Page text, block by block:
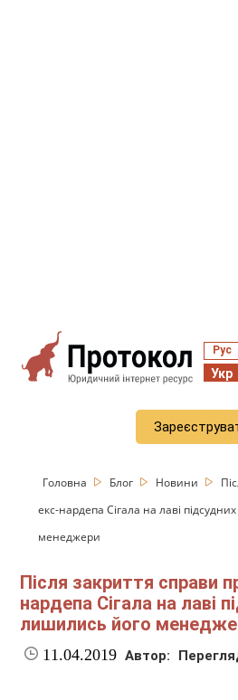
Рус
Укр
Головна Блог Новини
екс-нардепа Сігала на лаві
менеджери
Після закриття справи
нардепа Сігала на лаві
лишились його
11.04.2019 Автор: